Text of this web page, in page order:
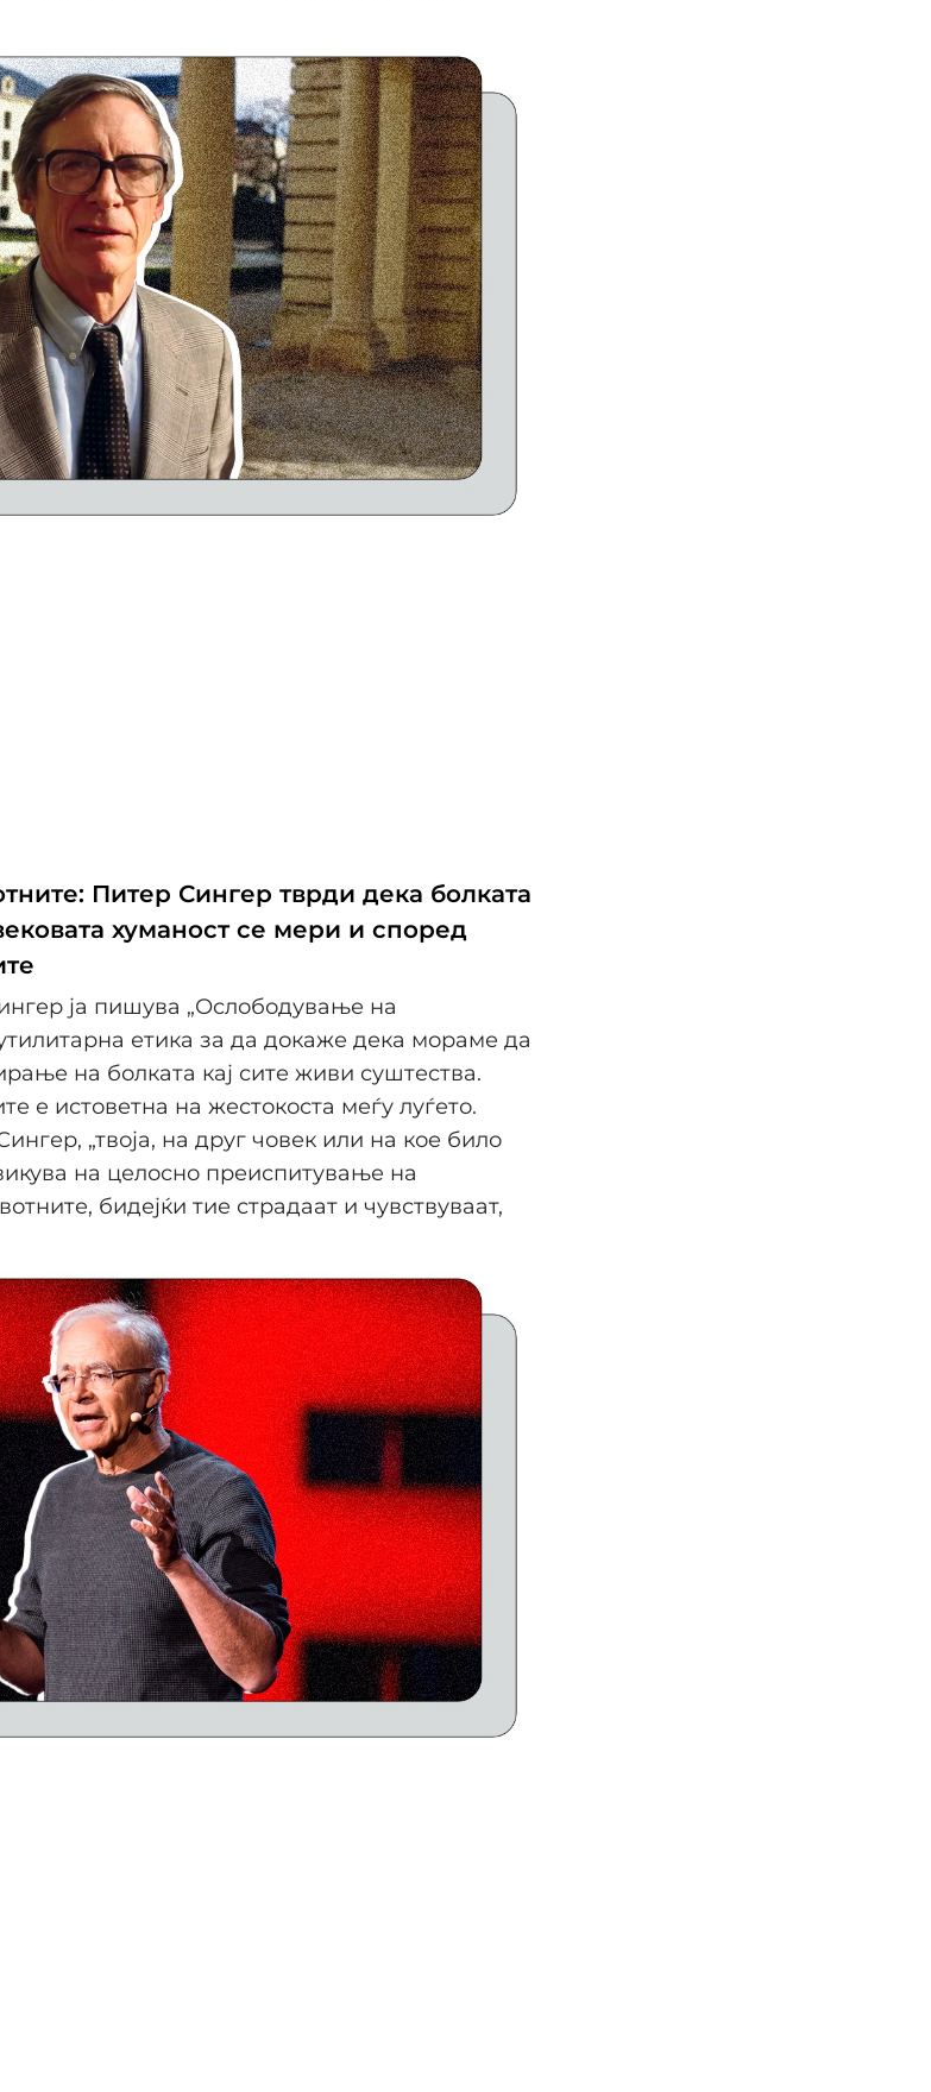
Питер Сингер тврди дека болката
хуманост се мери и според
ја пишува „Ослободување на
етика за да докаже дека мораме да
на болката кај сите живи суштества.
е истоветна на жестокоста меѓу луѓето.
„твоја, на друг човек или на кое било
на целосно преиспитување на
бидејќи тие страдаат и чувствуваат,